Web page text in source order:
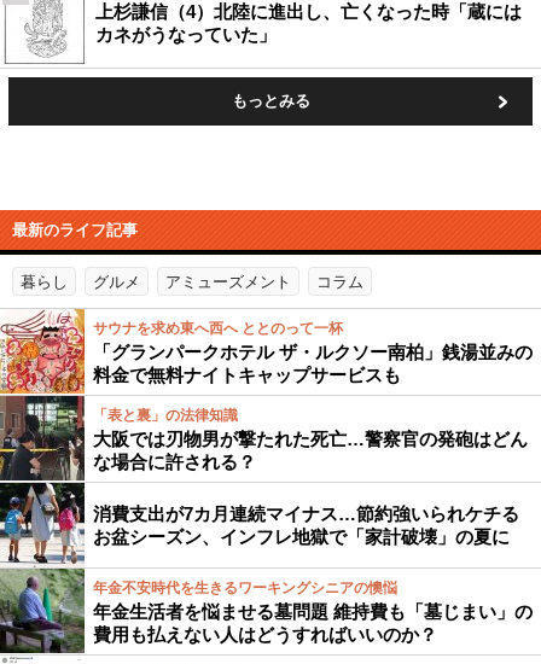
上杉謙信（4）北陸に進出し、亡くなった時「蔵には
カネがうなっていた」
もっとみる
最新のライフ記事
暮らし グルメ アミューズメント コラム
サウナを求め東へ西へ ととのって一杯
「グランパークホテル ザ・ルクソー南柏」銭湯並みの
料金で無料ナイトキャップサービスも
「表と裏」の法律知識
大阪では刃物男が撃たれた死亡…警察官の発砲はどん
な場合に許される？
消費支出が7カ月連続マイナス…節約強いられケチる
お盆シーズン、インフレ地獄で「家計破壊」の夏に
年金不安時代を生きるワーキングシニアの懊悩
年金生活者を悩ませる墓問題 維持費も「墓じまい」の
費用も払えない人はどうすればいいのか？